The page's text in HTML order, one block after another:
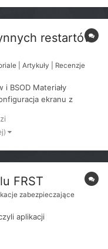
restartów
| Artykuły | Recenzje
BSOD Materiały
ekranu z
WinDbg jako składnik
FRST
zabezpieczające
aplikacji